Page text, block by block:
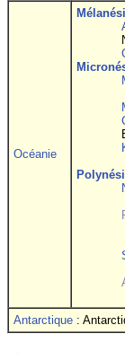
Océanie
Antarctique :
.